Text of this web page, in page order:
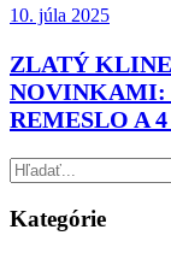
10. júla 2025
ZLATÝ
NOVINKAMI:
REMESLO A
Kategórie